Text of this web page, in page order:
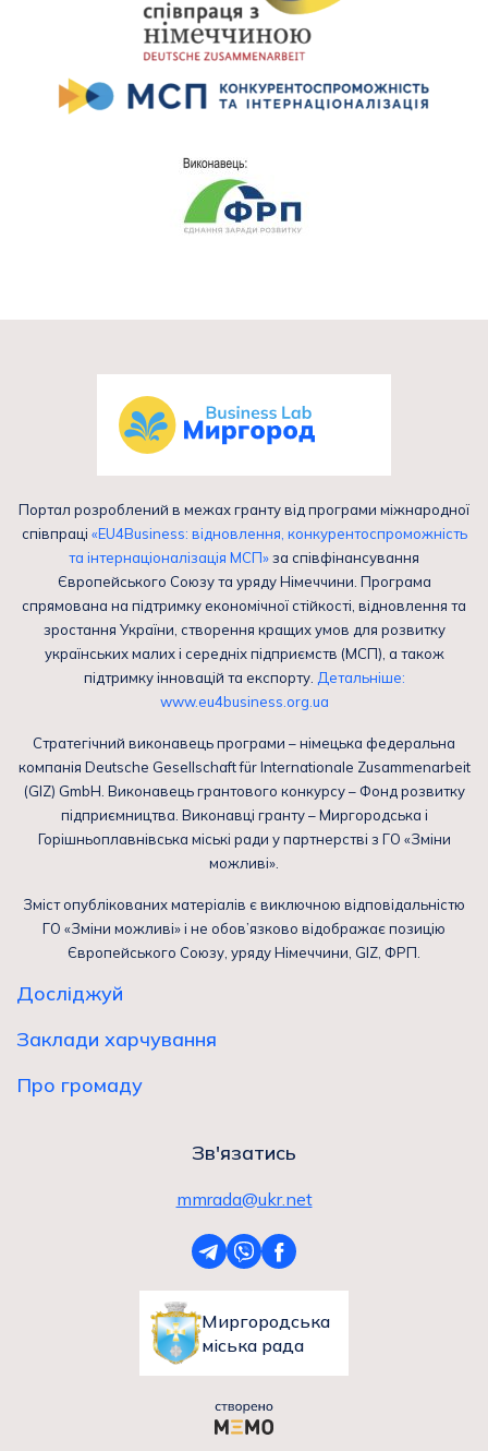
Портал розроблений в межах гранту від програми міжнародної
співпраці «EU4Business: відновлення, конкурентоспроможність
та інтернаціоналізація МСП»за співфінансування
Європейського Союзу та уряду Німеччини. Програма
спрямована на підтримку економічної стійкості, відновлення та
зростання України, створення кращих умов для розвитку
українських малих і середніх підприємств (МСП), а також
підтримку інновацій та експорту. Детальніше:
www.eu4business.org.ua
Стратегічний виконавець програми – німецька федеральна
компанія Deutsche Gesellschaft für Internationale Zusammenarbeit
(GIZ) GmbH. Виконавець грантового конкурсу – Фонд розвитку
підприємництва. Виконавці гранту – Миргородська і
Горішньоплавнівська міські ради у партнерстві з ГО «Зміни
можливі».
Зміст опублікованих матеріалів є виключною відповідальністю
ГО «Зміни можливі» і не обов’язково відображає позицію
Європейського Союзу, уряду Німеччини, GIZ, ФРП.
Досліджуй
Заклади харчування
Про громаду
Зв'язатись
mmrada@ukr.net
Миргородська
міська рада